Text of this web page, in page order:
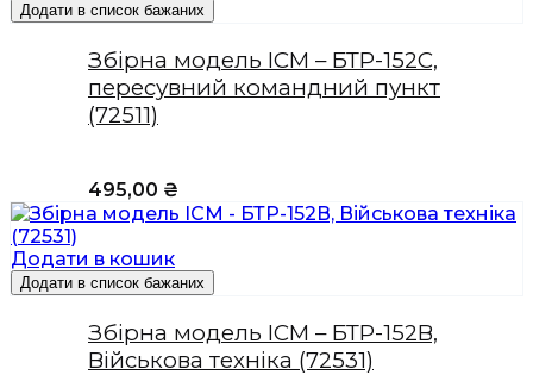
Додати в список бажаних
Збірна модель ICM – БТР-152С,
пересувний командний пункт
(72511)
495,00 ₴
Додати в кошик
Додати в список бажаних
Збірна модель ICM – БТР-152В,
Військова техніка (72531)